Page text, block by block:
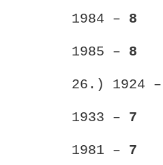
1984 – 8
1985 – 8
26.) 1924 –
1933 – 7
1981 – 7